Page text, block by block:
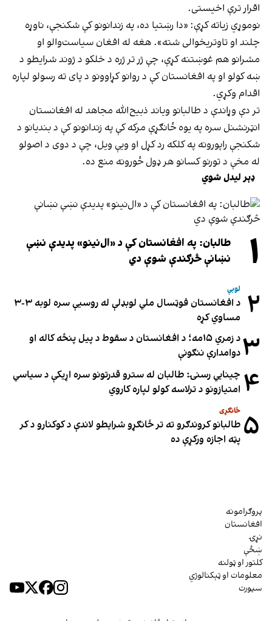
اقرار ترې اخیستی.
نوموړي زیاته کړې: «دا رښتیا ده، په زندانونو کې شکنجې، ناوړه
چلند او تاوتریخوالی شته». هغه له افغان سیاست‌والو او
مشرانو هم غوښتنه کړې، چې ژر تر ژره د خلکو د ژوند شرایطو د
ښه کولو او په افغانستان کې د روانو کړاوونو د پای ته رسولو لپاره
اقدام وکړي.
تر دې وړاندې د طالبانو ویاند ذبیح‌الله مجاهد له افغانستان
انټرنشنل سره په یوه ځانګړې مرکه کې په زندانونو کې د بندیانو د
شکنجې راپورونه په کلکه رد کړل او ویې ویل، چې د دوی د اصولو
له مخې د تورنو کسانو هر ډول ځورونه منع ده.
ډېر لیدل شوي
۱
طالبان: په افغانستان کې د «ال‌نینو» پدیدې نښې
نښانې څرګندې شوې دي
۲ لوبې
د افغانستان فوټسال ملي لوبډلې له روسیې سره لوبه ۳-۳
مساوي کړه
۳
د زمري ۱۵مه؛ د افغانستان د سقوط د پیل پنځه کاله او
دوامدارې ننګونې
۴ چینایي رسنۍ: طالبان له سترو قدرتونو سره اړیکې د سیاسي
امتیازونو د ترلاسه کولو لپاره کاروي
۵ ځانګړی
طالبانو کروندګرو ته تر ځانګړو شرایطو لاندې د کوکنارو د کر
پټه اجازه ورکړې ده
پروګرامونه
افغانستان
نړۍ
ښځې
کلتور او ټولنه
معلومات او ټېکنالوژي
سپورت